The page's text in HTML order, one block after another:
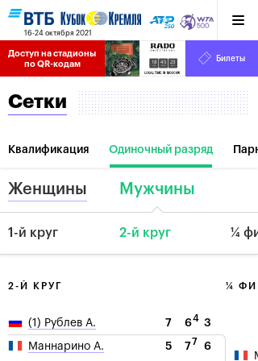
16-24 октября 2021
Доступ на стадионы
по QR-кодам
18
HRS
45
MINS
23
SECS
Билеты
Сетки
Квалификация Одиночный разряд
Женщины Мужчины
1-й круг 2-й круг ¼
2-Й КРУГ ¼
(1) Рублев А. 7 64 3
Маннарино А. 5 77 6